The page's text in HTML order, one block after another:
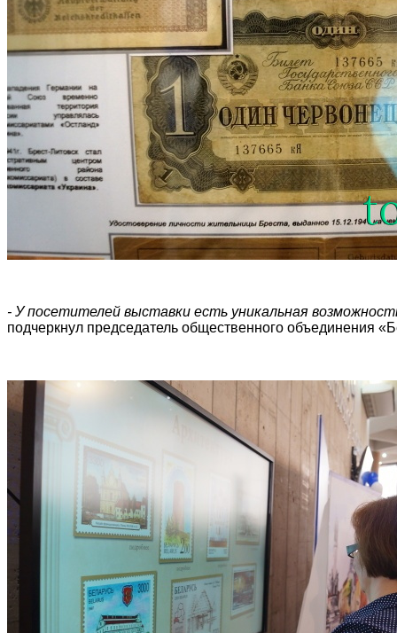
- У посетителей выставки есть уникальная
подчеркнул председатель общественного объединения